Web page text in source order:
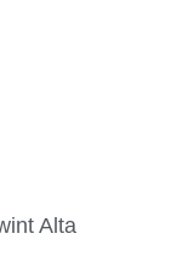
Alta